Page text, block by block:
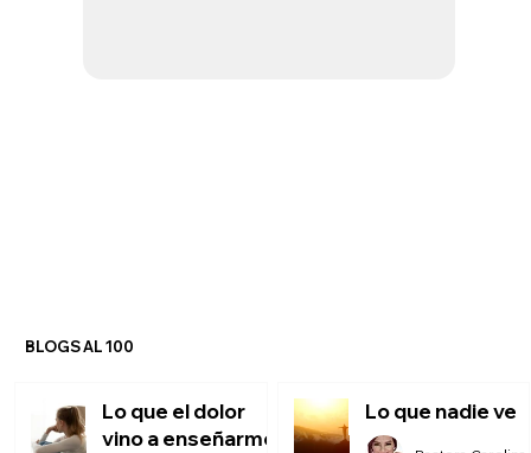
BLOGS AL 100
Lo que el dolor
vino a enseñarme
Lo que nadie ve